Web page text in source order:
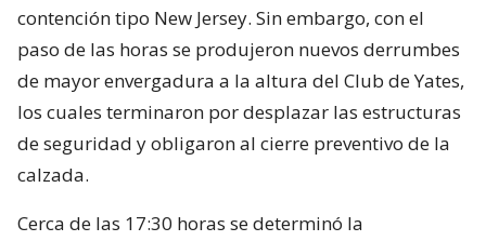
contención tipo New Jersey. Sin embargo, con el
paso de las horas se produjeron nuevos derrumbes
de mayor envergadura a la altura del Club de Yates,
los cuales terminaron por desplazar las estructuras
de seguridad y obligaron al cierre preventivo de la
calzada.
Cerca de las 17:30 horas se determinó la